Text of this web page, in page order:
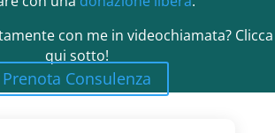
con me in videochiamata? Clicca
qui sotto!
Prenota Consulenza